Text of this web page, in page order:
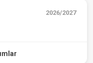
2026/2027